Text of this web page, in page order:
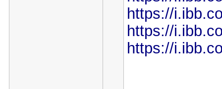
https://
https://
https://